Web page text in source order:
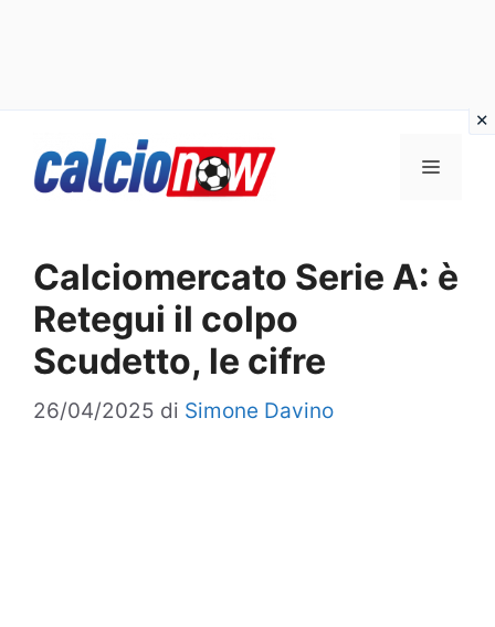
Menu
Calciomercato Serie A: è
Retegui il colpo
Scudetto, le cifre
26/04/2025 di Simone Davino